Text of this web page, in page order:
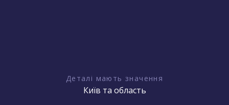
Деталі мають значення
Київ та область